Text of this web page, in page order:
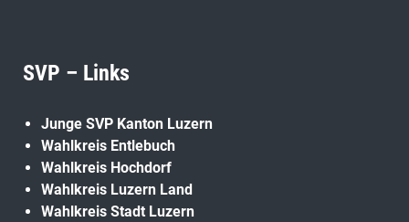
SVP – Links
Junge SVP Kanton Luzern
Wahlkreis Entlebuch
Wahlkreis Hochdorf
Wahlkreis Luzern Land
Wahlkreis Stadt Luzern